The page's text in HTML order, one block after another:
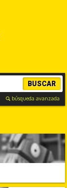
BUSCAR
búsqueda avanzada